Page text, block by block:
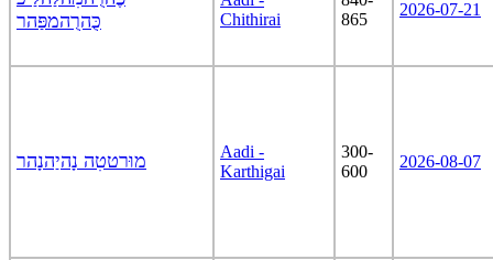
כֻּהרֻהמפַּהר
Chithirai
865
2026-07-21
מוּרטטִה נָהיַהנָהר
Aadi -
Karthigai
300-
600
2026-08-07